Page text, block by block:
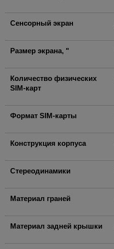
Сенсорный экран
Размер экрана, "
Количество физических
SIM-карт
Формат SIM-карты
Конструкция корпуса
Стереодинамики
Материал граней
Материал задней крышки